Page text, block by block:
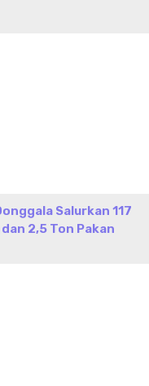
Salurkan 117
2,5 Ton Pakan